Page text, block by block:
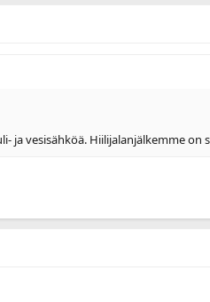
ja vesisähköä. Hiilijalanjälkemme on